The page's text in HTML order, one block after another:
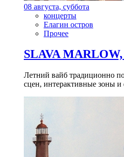
08 августа, суббота
концерты
Елагин остров
Прочее
SLAVA
Летний вайб традиционно
сцен, интерактивные зоны